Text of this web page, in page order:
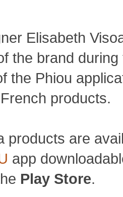
Elisabeth
the brand
the Phiou
products.
products are
app
Play Store.